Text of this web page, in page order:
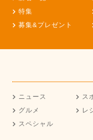
特集
募集&プレゼント
ニュース ス
グルメ
レ
スペシャル